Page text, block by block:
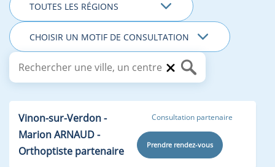
Vinon-sur-Verdon -
Marion ARNAUD -
Orthoptiste partenaire
Consultation partenaire
Prendre rendez-vous